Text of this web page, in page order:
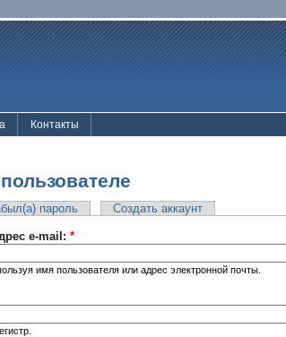
Контакты
пароль Создать аккаунт
e-mail: *
имя пользователя или адрес электронной почты.